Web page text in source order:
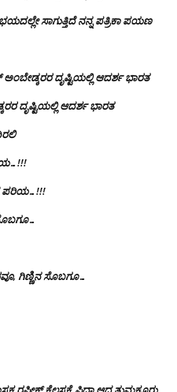
ಸಾಗುತ್ತಿದೆ ನನ್ನ ಪತ್ರಿಕಾ ಪಯಣ
ದೃಷ್ಟಿಯಲ್ಲಿ ಆದರ್ಶ ಭಾರತ
ದೃಷ್ಟಿಯಲ್ಲಿ ಆದರ್ಶ ಭಾರತ
ಪರಿಯ…!!!
ಗಿಣ್ಣಿನ ಸೊಬಗೂ…